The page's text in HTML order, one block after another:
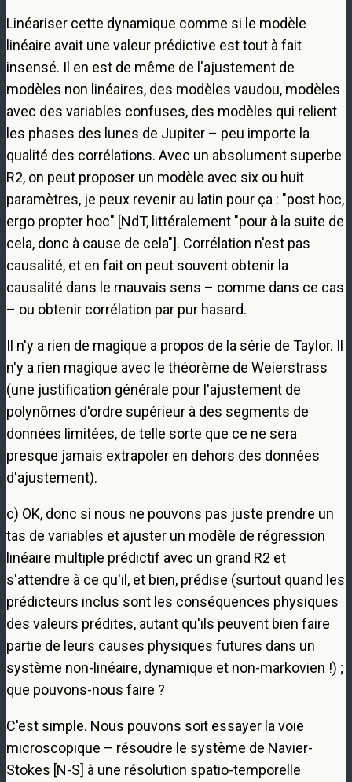
Linéariser cette dynamique comme si le modèle
linéaire avait une valeur prédictive est tout à fait
insensé. Il en est de même de l'ajustement de
modèles non linéaires, des modèles vaudou, modèles
avec des variables confuses, des modèles qui relient
les phases des lunes de Jupiter – peu importe la
qualité des corrélations. Avec un absolument superbe
R2, on peut proposer un modèle avec six ou huit
paramètres, je peux revenir au latin pour ça : "post hoc,
ergo propter hoc" [NdT, littéralement "pour à la suite de
cela, donc à cause de cela"]. Corrélation n'est pas
causalité, et en fait on peut souvent obtenir la
causalité dans le mauvais sens – comme dans ce cas
– ou obtenir corrélation par pur hasard.
Il n'y a rien de magique a propos de la série de Taylor. Il
n'y a rien magique avec le théorème de Weierstrass
(une justification générale pour l'ajustement de
polynômes d'ordre supérieur à des segments de
données limitées, de telle sorte que ce ne sera
presque jamais extrapoler en dehors des données
d'ajustement).
c) OK, donc si nous ne pouvons pas juste prendre un
tas de variables et ajuster un modèle de régression
linéaire multiple prédictif avec un grand R2 et
s'attendre à ce qu'il, et bien, prédise (surtout quand les
prédicteurs inclus sont les conséquences physiques
des valeurs prédites, autant qu'ils peuvent bien faire
partie de leurs causes physiques futures dans un
système non-linéaire, dynamique et non-markovien !) ;
que pouvons-nous faire ?
C'est simple. Nous pouvons soit essayer la voie
microscopique – résoudre le système de Navier-
Stokes [N-S] à une résolution spatio-temporelle